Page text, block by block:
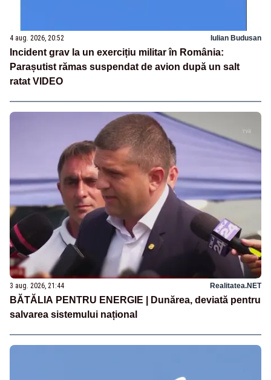
4 aug. 2026, 20:52 Iulian Budusan
Incident grav la un exercițiu militar în România:
Parașutist rămas suspendat de avion după un salt
ratat VIDEO
3 aug. 2026, 21:44 Realitatea.NET
BĂTĂLIA PENTRU ENERGIE | Dunărea, deviată pentru
salvarea sistemului național